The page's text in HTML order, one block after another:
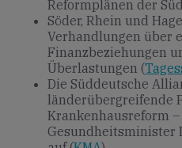
Reformplänen der
Söder, Rhein und
Verhandlungen über
Finanzbeziehungen
Überlastungen (
Die Süddeutsche
länderübergreifende
Krankenhausreform
Gesundheitsminister